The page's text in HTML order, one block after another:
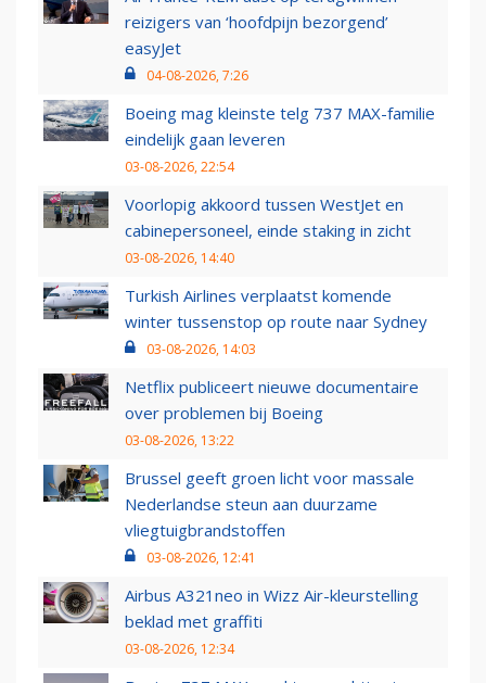
reizigers van ‘hoofdpijn bezorgend’
easyJet
04-08-2026, 7:26
Boeing mag kleinste telg 737 MAX-familie
eindelijk gaan leveren
03-08-2026, 22:54
Voorlopig akkoord tussen WestJet en
cabinepersoneel, einde staking in zicht
03-08-2026, 14:40
Turkish Airlines verplaatst komende
winter tussenstop op route naar Sydney
03-08-2026, 14:03
Netflix publiceert nieuwe documentaire
over problemen bij Boeing
03-08-2026, 13:22
Brussel geeft groen licht voor massale
Nederlandse steun aan duurzame
vliegtuigbrandstoffen
03-08-2026, 12:41
Airbus A321neo in Wizz Air-kleurstelling
beklad met graffiti
03-08-2026, 12:34